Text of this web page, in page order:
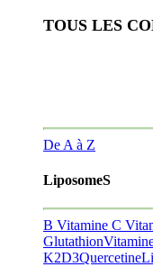
TOUS LES
De A à Z
LiposomeS
B Vitamine C
Glutathion
K2D3Quercetine